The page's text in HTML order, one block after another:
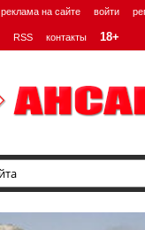
реклама на сайте войти
RSS контакты 18+